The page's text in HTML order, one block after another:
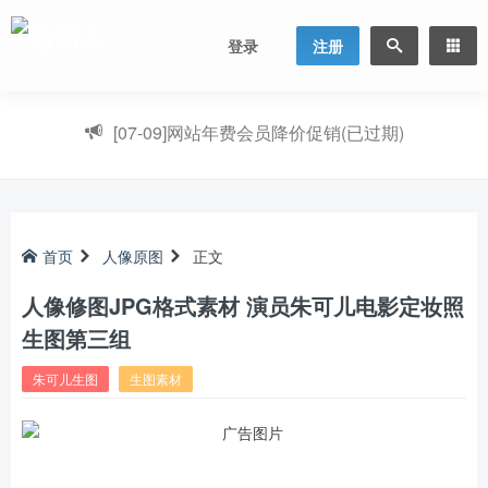
登录 注册
首页 人像原图 正文
人像修图JPG格式素材 演员朱可儿电影定妆照
生图第三组
朱可儿生图 生图素材